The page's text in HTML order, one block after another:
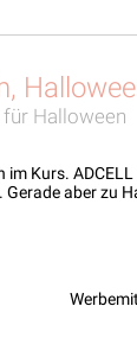
Halloween
Kurs.
aber zu